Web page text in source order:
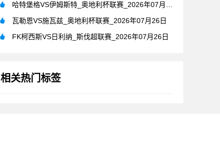
哈特堡格VS伊姆斯特_奥地利杯联赛_2026年07月26日
瓦勒恩VS施瓦兹_奥地利杯联赛_2026年07月26日
FK柯西斯VS日利纳_斯伐超联赛_2026年07月26日
相关热门标签